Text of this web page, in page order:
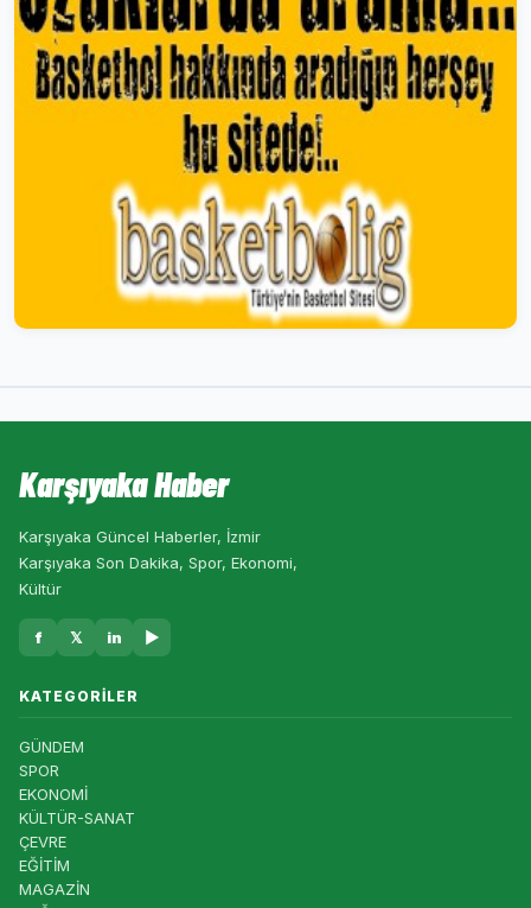
Karşıyaka Haber
Karşıyaka Güncel Haberler, İzmir
Karşıyaka Son Dakika, Spor, Ekonomi,
Kültür
f 𝕏 in ▶
KATEGORILER
GÜNDEM
SPOR
EKONOMİ
KÜLTÜR-SANAT
ÇEVRE
EĞİTİM
MAGAZİN